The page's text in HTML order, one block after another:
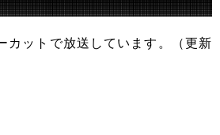
カットで放送しています。（更新